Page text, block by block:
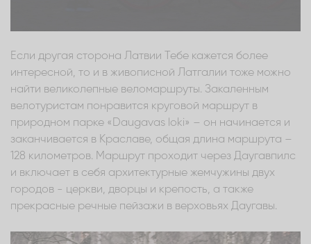
Если другая сторона Латвии Тебе кажется более
интересной, то и в живописной Латгалии тоже можно
найти великолепные веломаршруты. Закаленным
велотуристам понравится круговой маршрут в
природном парке «Daugavas loki» – он начинается и
заканчивается в Краславе, общая длина маршрута –
128 километров. Маршрут проходит через Даугавпилс
и включает в себя архитектурные жемчужины двух
городов - церкви, дворцы и крепость, а также
прекрасные речные пейзажи в верховьях Даугавы.